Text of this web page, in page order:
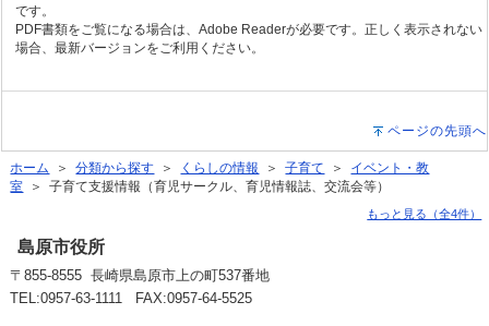
です。
PDF書類をご覧になる場合は、Adobe Readerが必要です。正しく表示されない
場合、最新バージョンをご利用ください。
ページの先頭へ
ホーム ＞分類から探す ＞ くらしの情報 ＞子育て ＞ イベント・教
室 ＞ 子育て支援情報（育児サークル、育児情報誌、交流会等）
もっと見る（全4件）
島原市役所
〒855-8555 長崎県島原市上の町537番地
TEL:0957-63-1111 FAX:0957-64-5525